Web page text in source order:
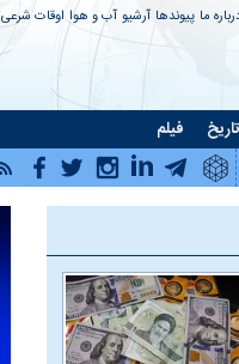
ما پیوندها آرشیو آب و هوا اوقات شرعی
تاریخ فیلم